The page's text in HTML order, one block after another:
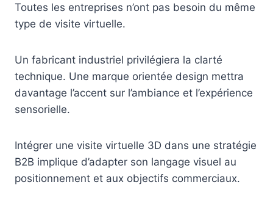
Toutes les entreprises n’ont pas besoin du même
type de visite virtuelle.
Un fabricant industriel privilégiera la clarté
technique. Une marque orientée design mettra
davantage l’accent sur l’ambiance et l’expérience
sensorielle.
Intégrer une visite virtuelle 3D dans une stratégie
B2B implique d’adapter son langage visuel au
positionnement et aux objectifs commerciaux.